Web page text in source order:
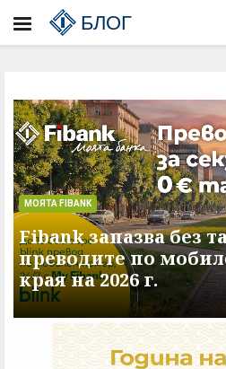
БЛОГ
МОЯТА FIBANK
Fibank запазва без
преводите по
края на 2026 г.